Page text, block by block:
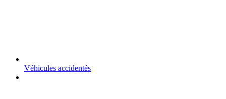
Véhicules accidentés